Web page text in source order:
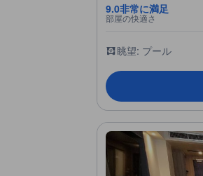
9.0非常に満足
部屋の快適さ
眺望: プール